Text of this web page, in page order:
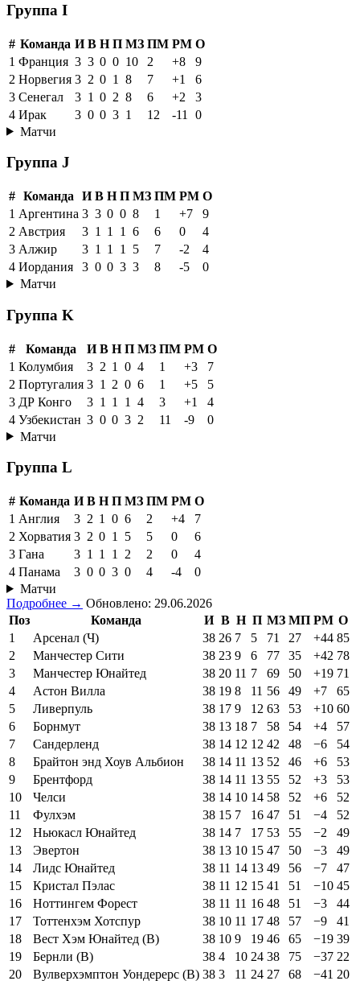
Группа I
# Команда И В Н П МЗ ПМ РМ О
1 Франция 3 3 0 0 10 2 +8
9
2 Норвегия 3 2 0 1 8 7 +1
6
3 Сенегал 3 1 0 2 8 6 +2
3
4 Ирак 3 0 0 3 1 12 -11
0
Матчи
Группа J
# Команда И В Н П МЗ ПМ РМ О
1 Аргентина 3 3 0 0 8 1 +7
9
2 Австрия 3 1 1 1 6 6 0
4
3 Алжир 3 1 1 1 5 7 -2
4
4 Иордания 3 0 0 3 3 8 -5
0
Матчи
Группа K
# Команда И В Н П МЗ ПМ РМ О
1 Колумбия 3 2 1 0 4 1 +3
7
2 Португалия 3 1 2 0 6 1 +5
5
3 ДР Конго 3 1 1 1 4 3 +1
4
4 Узбекистан 3 0 0 3 2 11 -9
0
Матчи
Группа L
# Команда И В Н П МЗ ПМ РМ О
1 Англия 3 2 1 0 6 2 +4
7
2 Хорватия 3 2 0 1 5 5 0
6
3 Гана 3 1 1 1 2 2 0
4
4 Панама 3 0 0 3 0 4 -4
0
Матчи
Подробнее → Обновлено: 29.06.2026
Поз
Команда И В Н П МЗ МП РМ О
1
Арсенал (Ч) 38 26 7 5 71 27 +44 85
2
Манчестер Сити 38 23 9 6 77 35 +42 78
3
Манчестер Юнайтед 38 20 11 7 69 50 +19 71
4
Астон Вилла 38 19 8 11 56 49 +7
65
5
Ливерпуль 38 17 9 12 63 53 +10 60
6
Борнмут 38 13 18 7 58 54 +4
57
7
Сандерленд 38 14 12 12 42 48 −6
54
8
Брайтон энд Хоув Альбион 38 14 11 13 52 46 +6
53
9
Брентфорд 38 14 11 13 55 52 +3
53
10
Челси 38 14 10 14 58 52 +6
52
11
Фулхэм 38 15 7 16 47 51 −4
52
12
Ньюкасл Юнайтед 38 14 7 17 53 55 −2
49
13
Эвертон 38 13 10 15 47 50 −3
49
14
Лидс Юнайтед 38 11 14 13 49 56 −7
47
15
Кристал Пэлас 38 11 12 15 41 51 −10 45
16
Ноттингем Форест 38 11 11 16 48 51 −3
44
17
Тоттенхэм Хотспур 38 10 11 17 48 57 −9
41
18
Вест Хэм Юнайтед (В) 38 10 9 19 46 65 −19 39
19
Бернли (В) 38 4 10 24 38 75 −37 22
20
Вулверхэмптон Уондерерс (В) 38 3 11 24 27 68 −41 20